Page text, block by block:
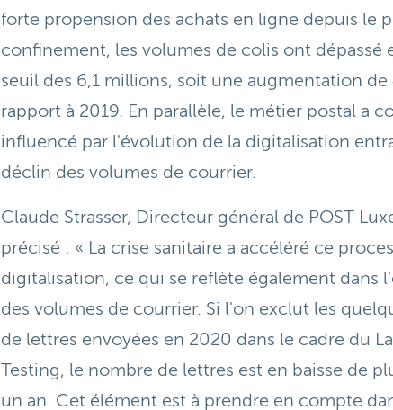
forte propension des achats en ligne depuis le
confinement, les volumes de colis ont dépassé
seuil des 6,1 millions, soit une augmentation de
rapport à 2019. En parallèle, le métier postal a
influencé par l'évolution de la digitalisation
déclin des volumes de courrier.
Claude Strasser, Directeur général de POST
précisé : « La crise sanitaire a accéléré ce
digitalisation, ce qui se reflète également dans
des volumes de courrier. Si l'on exclut les
de lettres envoyées en 2020 dans le cadre du
Testing, le nombre de lettres est en baisse de
un an. Cet élément est à prendre en compte